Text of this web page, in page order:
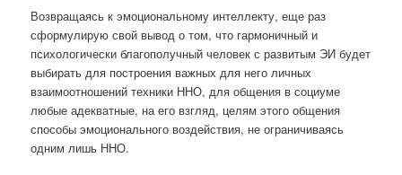
Возвращаясь к эмоциональному интеллекту, еще раз
сформулирую свой вывод о том, что гармоничный и
психологически благополучный человек с развитым ЭИ будет
выбирать для построения важных для него личных
взаимоотношений техники ННО, для общения в социуме
любые адекватные, на его взгляд, целям этого общения
способы эмоционального воздействия, не ограничиваясь
одним лишь ННО.